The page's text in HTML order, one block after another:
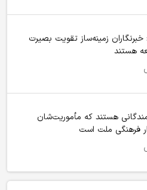
خبرنگاران زمینه‌ساز تقویت بصیرت
هستند
هستند که مأموریت‌شان
فرهنگی ملت است